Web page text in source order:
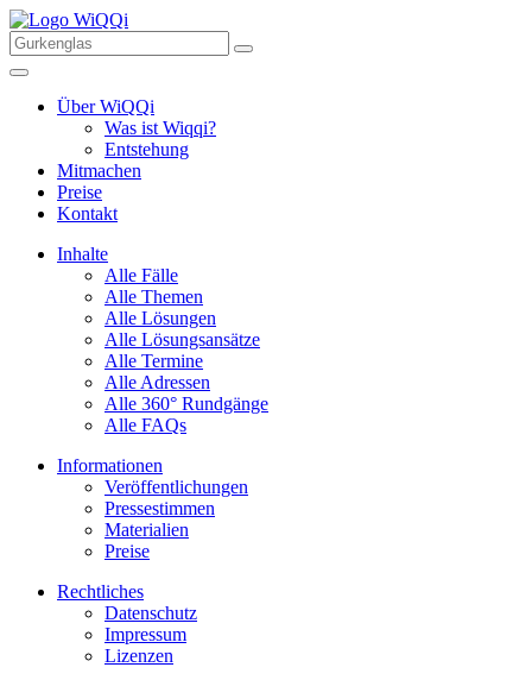
Über WiQQi
Was ist Wiqqi?
Entstehung
Mitmachen
Preise
Kontakt
Inhalte
Alle Fälle
Alle Themen
Alle Lösungen
Alle Lösungsansätze
Alle Termine
Alle Adressen
Alle 360° Rundgänge
Alle FAQs
Informationen
Veröffentlichungen
Pressestimmen
Materialien
Preise
Rechtliches
Datenschutz
Impressum
Lizenzen